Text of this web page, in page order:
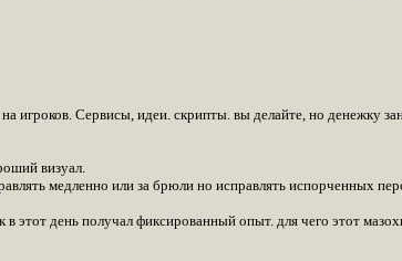
игроков. Сервисы, идеи. скрипты. вы делайте, но денежку
визуал.
медленно или за брюли но исправлять испорченных
этот день получал фиксированный опыт. для чего этот